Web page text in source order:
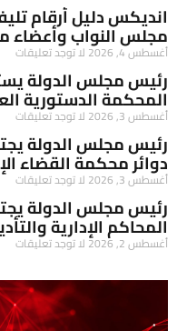
انديكس دليل أرقام
مجلس النواب وأعضاء
أغسطس 4, 2026 لا توجد تعليقات
رئيس مجلس الدولة
المحكمة الدستورية
أغسطس 3, 2026 لا توجد تعليقات
رئيس مجلس الدولة
دوائر محكمة القضاء
أغسطس 3, 2026 لا توجد تعليقات
رئيس مجلس الدولة
المحاكم الإدارية
أغسطس 2, 2026 لا توجد تعليقات